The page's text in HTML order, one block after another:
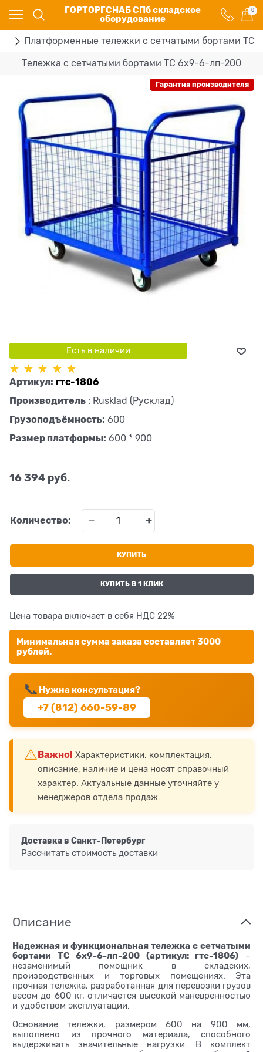
ГОРТОРГСНАБ СПб складское
оборудование
0
Платформенные тележки с сетчатыми бортами ТС
Тележка с сетчатыми бортами ТС 6х9-6-лп-200
Гарантия производителя
Есть в наличии
Артикул: гтс-1806
Производитель : Rusklad (Русклад)
Грузоподъёмность: 600
Размер платформы: 600 * 900
16 394 руб.
Количество:
КУПИТЬ
КУПИТЬ В 1 КЛИК
Цена товара включает в себя НДС 22%
Минимальная сумма заказа составляет 3000
рублей.
📞 Нужна консультация?
+7 (812) 660-59-89
⚠️ Важно! Характеристики, комплектация,
описание, наличие и цена носят справочный
характер. Актуальные данные уточняйте у
менеджеров отдела продаж.
Доставка в Санкт-Петербург
Рассчитать стоимость доставки
Описание
Надежная и функциональная тележка с сетчатыми
бортами ТС 6х9-6-лп-200 (артикул: гтс-1806) –
незаменимый помощник в складских,
производственных и торговых помещениях. Эта
прочная тележка, разработанная для перевозки грузов
весом до 600 кг, отличается высокой маневренностью
и удобством эксплуатации.
Основание тележки, размером 600 на 900 мм,
выполнено из прочного материала, способного
выдерживать значительные нагрузки. В комплект